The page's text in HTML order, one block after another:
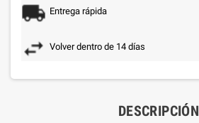
Entrega rápida
Volver dentro de 14 días
DESCRIPCIÓN